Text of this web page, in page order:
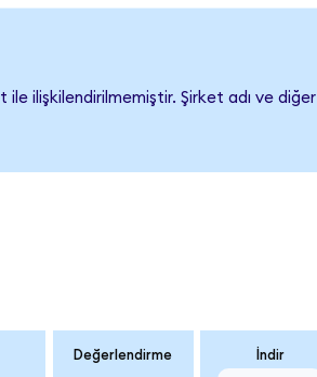
ilişkilendirilmemiştir. Şirket adı ve diğer
Değerlendirme İndir